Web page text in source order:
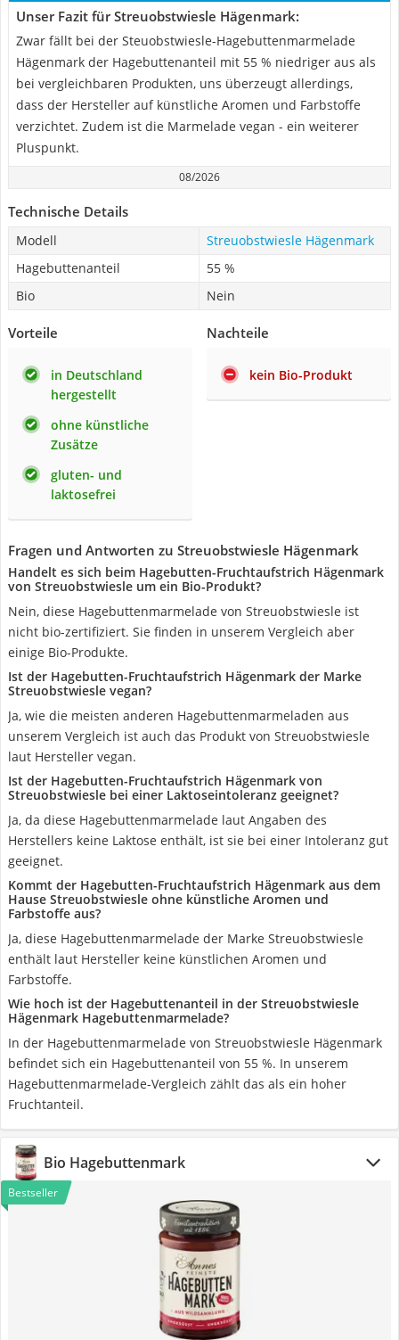
Unser Fazit für Streuobstwiesle Hägenmark:
Zwar fällt bei der Steuobstwiesle-Hagebuttenmarmelade
Hägenmark der Hagebuttenanteil mit 55 % niedriger aus als
bei vergleichbaren Produkten, uns überzeugt allerdings,
dass der Hersteller auf künstliche Aromen und Farbstoffe
verzichtet. Zudem ist die Marmelade vegan - ein weiterer
Pluspunkt.
08/2026
Technische Details
Modell
Streuobstwiesle Hägenmark
Hagebuttenanteil
55 %
Bio
Nein
Vorteile
in Deutschland
hergestellt
ohne künstliche
Zusätze
gluten- und
laktosefrei
Nachteile
kein Bio-Produkt
Fragen und Antworten zu Streuobstwiesle Hägenmark
Handelt es sich beim Hagebutten-Fruchtaufstrich Hägenmark
von Streuobstwiesle um ein Bio-Produkt?
Nein, diese Hagebuttenmarmelade von Streuobstwiesle ist
nicht bio-zertifiziert. Sie finden in unserem Vergleich aber
einige Bio-Produkte.
Ist der Hagebutten-Fruchtaufstrich Hägenmark der Marke
Streuobstwiesle vegan?
Ja, wie die meisten anderen Hagebuttenmarmeladen aus
unserem Vergleich ist auch das Produkt von Streuobstwiesle
laut Hersteller vegan.
Ist der Hagebutten-Fruchtaufstrich Hägenmark von
Streuobstwiesle bei einer Laktoseintoleranz geeignet?
Ja, da diese Hagebuttenmarmelade laut Angaben des
Herstellers keine Laktose enthält, ist sie bei einer Intoleranz gut
geeignet.
Kommt der Hagebutten-Fruchtaufstrich Hägenmark aus dem
Hause Streuobstwiesle ohne künstliche Aromen und
Farbstoffe aus?
Ja, diese Hagebuttenmarmelade der Marke Streuobstwiesle
enthält laut Hersteller keine künstlichen Aromen und
Farbstoffe.
Wie hoch ist der Hagebuttenanteil in der Streuobstwiesle
Hägenmark Hagebuttenmarmelade?
In der Hagebuttenmarmelade von Streuobstwiesle Hägenmark
befindet sich ein Hagebuttenanteil von 55 %. In unserem
Hagebuttenmarmelade-Vergleich zählt das als ein hoher
Fruchtanteil.
Bio Hagebuttenmark
Bestseller